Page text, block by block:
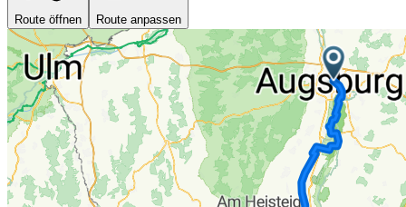
Route öffnen Route anpassen